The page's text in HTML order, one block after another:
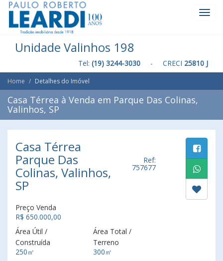
Unidade Valinhos 198
Tel: (19) 3244-3030 - CRECI 25810 J
Home Detalhes do Imóvel
Casa Térrea à Venda em Parque Das Colinas,
Valinhos, SP
Casa Térrea
Parque Das
Colinas, Valinhos,
SP
Ref:
757677
Preço Venda
R$ 650.000,00
Área Útil /
Construída
250㎡
Área Total /
Terreno
300㎡